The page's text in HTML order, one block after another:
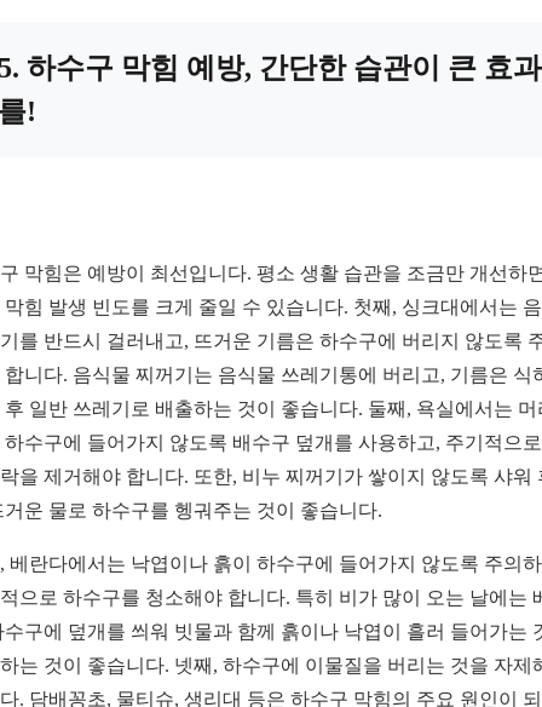
하수구 막힘 예방, 간단한 습관이 큰 효과
!
막힘은 예방이 최선입니다. 평소 생활 습관을 조금만 개선하
막힘 발생 빈도를 크게 줄일 수 있습니다. 첫째, 싱크대에서는
를 반드시 걸러내고, 뜨거운 기름은 하수구에 버리지 않도록
합니다. 음식물 찌꺼기는 음식물 쓰레기통에 버리고, 기름은 식
후 일반 쓰레기로 배출하는 것이 좋습니다. 둘째, 욕실에서는 머
하수구에 들어가지 않도록 배수구 덮개를 사용하고, 주기적으
을 제거해야 합니다. 또한, 비누 찌꺼기가 쌓이지 않도록 샤워
거운 물로 하수구를 헹궈주는 것이 좋습니다.
베란다에서는 낙엽이나 흙이 하수구에 들어가지 않도록 주의
으로 하수구를 청소해야 합니다. 특히 비가 많이 오는 날에는
수구에 덮개를 씌워 빗물과 함께 흙이나 낙엽이 흘러 들어가는
는 것이 좋습니다. 넷째, 하수구에 이물질을 버리는 것을 자제
. 담배꽁초, 물티슈, 생리대 등은 하수구 막힘의 주요 원인이